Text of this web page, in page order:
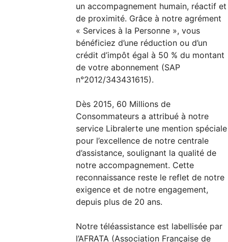
un accompagnement humain, réactif et
de proximité. Grâce à notre agrément
« Services à la Personne », vous
bénéficiez d’une réduction ou d’un
crédit d’impôt égal à 50 % du montant
de votre abonnement (SAP
n°2012/343431615).
Dès 2015, 60 Millions de
Consommateurs a attribué à notre
service Libralerte une mention spéciale
pour l’excellence de notre centrale
d’assistance, soulignant la qualité de
notre accompagnement. Cette
reconnaissance reste le reflet de notre
exigence et de notre engagement,
depuis plus de 20 ans.
Notre téléassistance est labellisée par
l’AFRATA (Association Française de